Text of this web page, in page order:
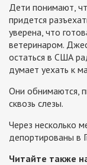
Дети понимают,
придется
уверена, что
ветеринаром.
остаться в США
думает уехать к
Они обнимаются,
сквозь слезы.
Через несколько
депортированы в
Читайте также